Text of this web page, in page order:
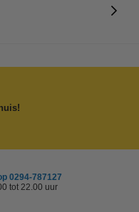
0294-787127
tot 22.00 uur